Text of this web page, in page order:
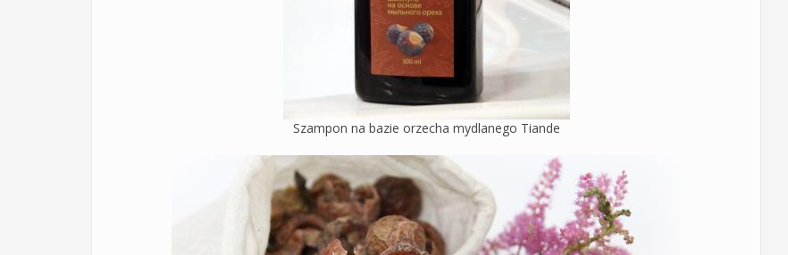
Szampon na bazie orzecha mydlanego Tiande